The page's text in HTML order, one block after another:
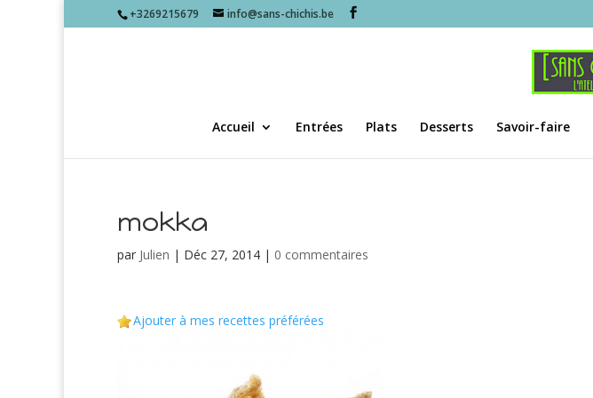
+3269215679 info@sans-chichis.be
Accueil Entrées Plats Desserts Savoir-faire
mokka
par Julien | Déc 27, 2014 | 0 commentaires
Ajouter à mes recettes préférées